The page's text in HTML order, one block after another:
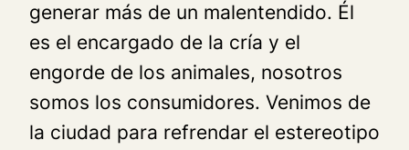
generar más de un malentendido. Él
es el encargado de la cría y el
engorde de los animales, nosotros
somos los consumidores. Venimos de
la ciudad para refrendar el estereotipo